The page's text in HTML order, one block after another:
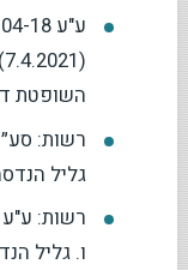
השופטת
גליל הנדסה
ו. גליל הנדסה